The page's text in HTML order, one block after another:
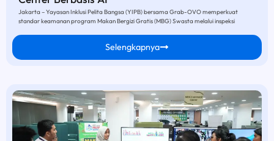
Jakarta – Yayasan Inklusi Pelita Bangsa (YIPB) bersama Grab-OVO memperkuat
standar keamanan program Makan Bergizi Gratis (MBG) Swasta melalui inspeksi
Selengkapnya